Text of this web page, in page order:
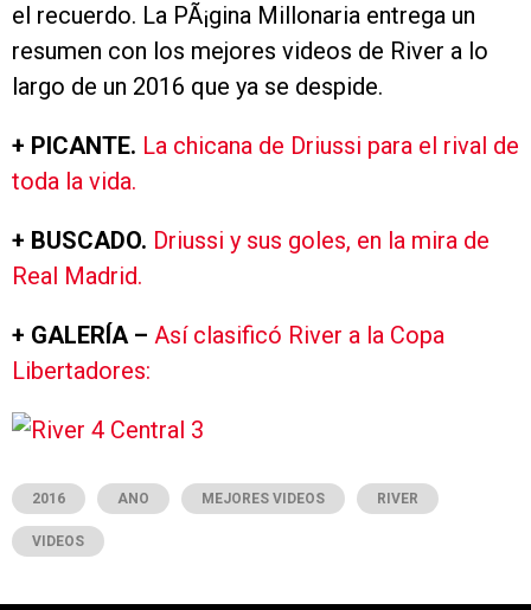
el recuerdo. La PÃ¡gina Millonaria entrega un
resumen con los mejores videos de River a lo
largo de un 2016 que ya se despide.
+ PICANTE. La chicana de Driussi para el rival de
toda la vida.
+ BUSCADO. Driussi y sus goles, en la mira de
Real Madrid.
+ GALERÍA – Así clasificó River a la Copa
Libertadores:
2016 ANO MEJORES VIDEOS RIVER
VIDEOS